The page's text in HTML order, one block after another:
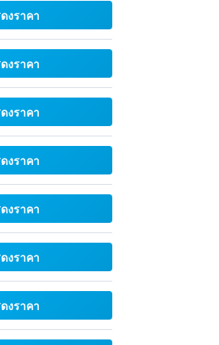
งราคา
งราคา
งราคา
งราคา
งราคา
งราคา
งราคา